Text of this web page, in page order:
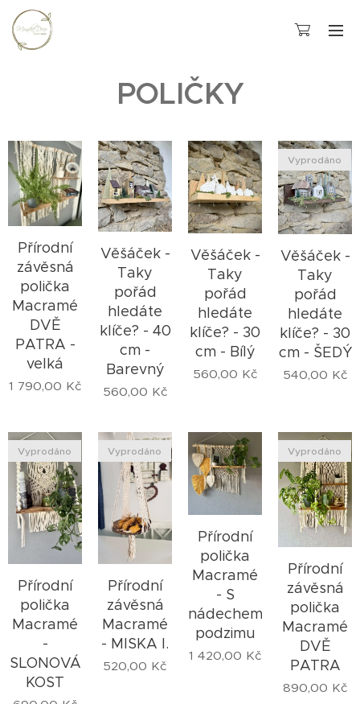
POLIČKY
Přírodní
závěsná
polička
Macramé
DVĚ
PATRA -
velká
1 790,00 Kč
Věšáček -
Taky
pořád
hledáte
klíče? - 40
cm -
Barevný
560,00 Kč
Věšáček -
Taky
pořád
hledáte
klíče? - 30
cm - Bílý
560,00 Kč
Věšáček -
Taky
pořád
hledáte
klíče? - 30
cm - ŠEDÝ
Vyprodáno
540,00 Kč
Přírodní
polička
Macramé
-
SLONOVÁ
KOST
Vyprodáno
Přírodní
závěsná
Macramé
- MISKA I.
Vyprodáno
520,00 Kč
Přírodní
polička
Macramé
- S
nádechem
podzimu
1 420,00 Kč
Přírodní
závěsná
polička
Macramé
DVĚ
PATRA
Vyprodáno
890,00 Kč